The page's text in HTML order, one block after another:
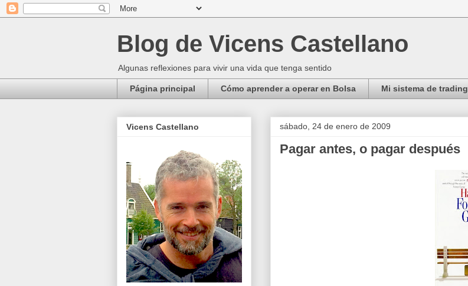
Blog de Vicens Castellano
Algunas reflexiones para vivir una vida que tenga sentido
Página principal Cómo aprender a operar en Bolsa Mi sistema de trading
sábado, 24 de enero de 2009
Pagar antes, o pagar después
Vicens Castellano